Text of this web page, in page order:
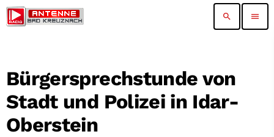
search menu
Bürgersprechstunde von
Stadt und Polizei in Idar-
Oberstein